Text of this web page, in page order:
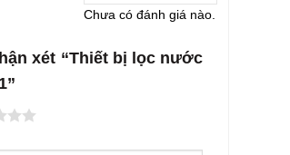
Chưa có đánh giá nào.
xét “Thiết bị lọc nước